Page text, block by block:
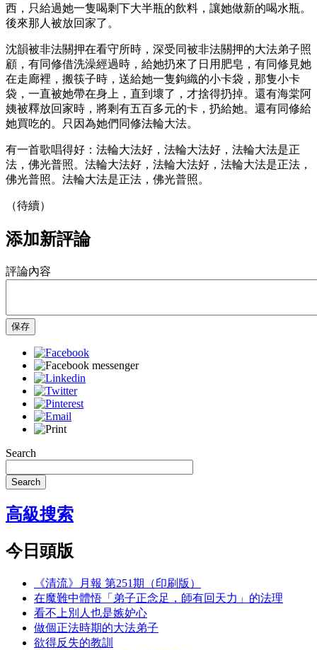
西，只給過她一隻喝剩下大半瓶的飲料，讓她做新的喝水瓶。
後來那人被放回家了。
沈韻被非法關押在看守所時，深受同被非法關押的大法弟子照
顧，有同修借洗澡經過時，給她扔來了日用肥皂，有同修見她
在走廊裡，搬筷子時，送給她一隻鉤織的小卡袋，那隻小卡
袋，一直被她帶在身上，直到壞了，才捨得扔掉。還有海棠阿
姨被釋放回家時，將剩有五百多元的卡，扔給她。還有同修給
她買吃的。只因為她們同修法輪大法。
有一首歌唱得好：法輪大法好，法輪大法好，法輪大法是正
法，佛光普照。法輪大法好，法輪大法好，法輪大法是正法，
佛光普照。法輪大法是正法，佛光普照。
（待續）
添加新評論
評論內容
保存
Search
Search
高級搜索
今日頭版
《清流》月報 第251期（印刷版）
在魔難中體悟「弟子正念足，師有回天力」的法理
看不上別人也是嫉妒心
做個正法時期的大法弟子
欲得反失的教訓